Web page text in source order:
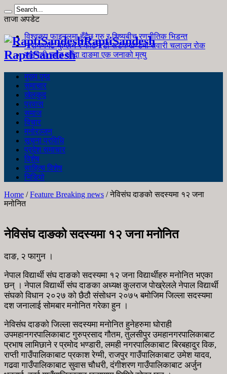
ताजा अपडेट
विश्वकप फाइनलमा हुँदैछ गुरु र शिष्यबीच रणनीतिक भिडन्त
नारायणगढ-मुग्लिन र काठमाडौं सडकखण्डमा सवारी चलाउन रोक
जङ्गली च्याउ खाँदा दाङमा एक जनाको मृत्यु
RaptiSandesh
RaptiSandesh
मुख्य पृष्ठ
समाचार
खेलकुद
प्रवास
समाज
विचार
मनोरञ्जन
सूचना प्रविधि
प्रदेश समाचार
विशेष
साहित्य विशेष
भिडियो
Home /Feature Breaking news /नेविसंघ दाङको सदस्यमा १२ जना
मनोनित
नेविसंघ दाङको सदस्यमा १२ जना मनोनित
दाङ, २ फागुन ।
नेपाल विद्यार्थी संघ दाङको सदस्यमा १२ जना विद्यार्थीहरु मनोनित भएका
छन् । नेपाल विद्यार्थी संघ दाङका अध्यक्ष कुलराज पोख्रेलले नेपाल विद्यार्थी
संघको विधान २०२७ को छैठौ संसोधन २०७५ बमोजिम जिल्ला सदस्यमा
दश जनालाई सोमबार मनोनित गरेका हुन ।
नेविसंघ दाङको जिल्ला सदस्यमा मनोनित हुनेहरुमा घोराही
उपमहानगरपालिकाबाट गुरुप्रसाद गौतम, तुलसीपुर उमहानगरपालिकाबाट
प्रभाष लामिछाने र प्रमोद भण्डारी, लमही नगरपालिकाबाट बिरबहादुर विक,
राप्ती गाउँपालिकाबाट प्रकाश रेग्मी, राजपुर गाउँपालिकाबाट उमेश यादव,
गढवा गाउँपालिकाबाट सुवास चौधरी, दंगीशरण गाउँपालिकाबाट अर्जुन